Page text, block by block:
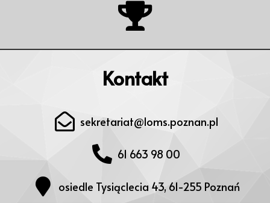
Kontakt
sekretariat@loms.poznan.pl
61 663 98 00
osiedle Tysiąclecia 43, 61-255 Poznań